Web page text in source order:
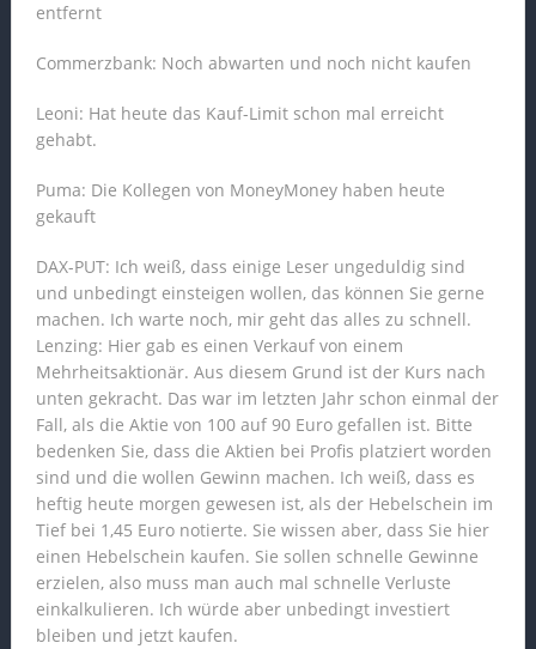
entfernt
Commerzbank: Noch abwarten und noch nicht kaufen
Leoni: Hat heute das Kauf-Limit schon mal erreicht
gehabt.
Puma: Die Kollegen von MoneyMoney haben heute
gekauft
DAX-PUT: Ich weiß, dass einige Leser ungeduldig sind
und unbedingt einsteigen wollen, das können Sie gerne
machen. Ich warte noch, mir geht das alles zu schnell.
Lenzing: Hier gab es einen Verkauf von einem
Mehrheitsaktionär. Aus diesem Grund ist der Kurs nach
unten gekracht. Das war im letzten Jahr schon einmal der
Fall, als die Aktie von 100 auf 90 Euro gefallen ist. Bitte
bedenken Sie, dass die Aktien bei Profis platziert worden
sind und die wollen Gewinn machen. Ich weiß, dass es
heftig heute morgen gewesen ist, als der Hebelschein im
Tief bei 1,45 Euro notierte. Sie wissen aber, dass Sie hier
einen Hebelschein kaufen. Sie sollen schnelle Gewinne
erzielen, also muss man auch mal schnelle Verluste
einkalkulieren. Ich würde aber unbedingt investiert
bleiben und jetzt kaufen.